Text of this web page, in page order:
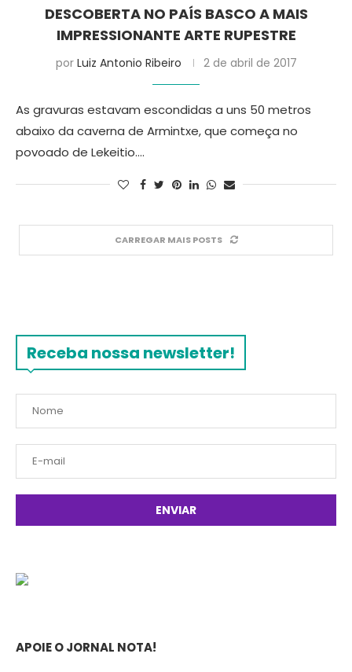
DESCOBERTA NO PAÍS BASCO A MAIS
IMPRESSIONANTE ARTE RUPESTRE
por Luiz Antonio Ribeiro 2 de abril de 2017
As gravuras estavam escondidas a uns 50 metros
abaixo da caverna de Armintxe, que começa no
povoado de Lekeitio.…
CARREGAR MAIS POSTS
Receba nossa newsletter!
APOIE O JORNAL NOTA!